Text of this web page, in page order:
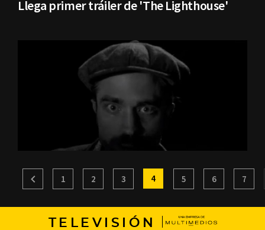
Llega primer tráiler de 'The Lighthouse'
1 2 3 4 5 6 7
TELEVISIÓN